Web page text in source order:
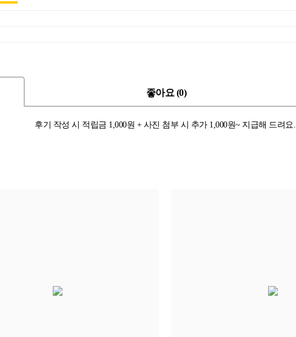
좋아요 (0)
후기 작성 시 적립금 1,000원 + 사진 첨부 시 추가 1,000원~ 지급해 드려요.